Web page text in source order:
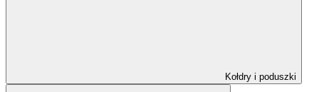
Kołdry i poduszki